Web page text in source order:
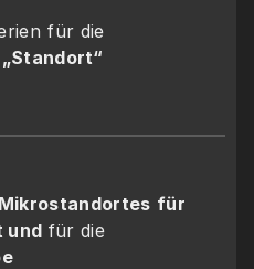
für die
„Standort“
Mikrostandortes
und